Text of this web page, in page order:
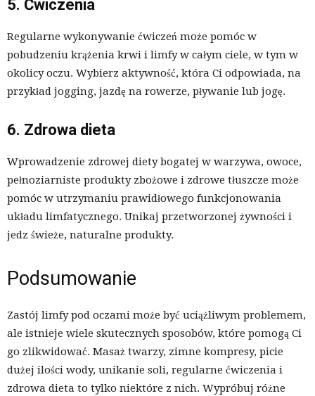
5. Ćwiczenia
Regularne wykonywanie ćwiczeń może pomóc w
pobudzeniu krążenia krwi i limfy w całym ciele, w tym w
okolicy oczu. Wybierz aktywność, która Ci odpowiada, na
przykład jogging, jazdę na rowerze, pływanie lub jogę.
6. Zdrowa dieta
Wprowadzenie zdrowej diety bogatej w warzywa, owoce,
pełnoziarniste produkty zbożowe i zdrowe tłuszcze może
pomóc w utrzymaniu prawidłowego funkcjonowania
układu limfatycznego. Unikaj przetworzonej żywności i
jedz świeże, naturalne produkty.
Podsumowanie
Zastój limfy pod oczami może być uciążliwym problemem,
ale istnieje wiele skutecznych sposobów, które pomogą Ci
go zlikwidować. Masaż twarzy, zimne kompresy, picie
dużej ilości wody, unikanie soli, regularne ćwiczenia i
zdrowa dieta to tylko niektóre z nich. Wypróbuj różne